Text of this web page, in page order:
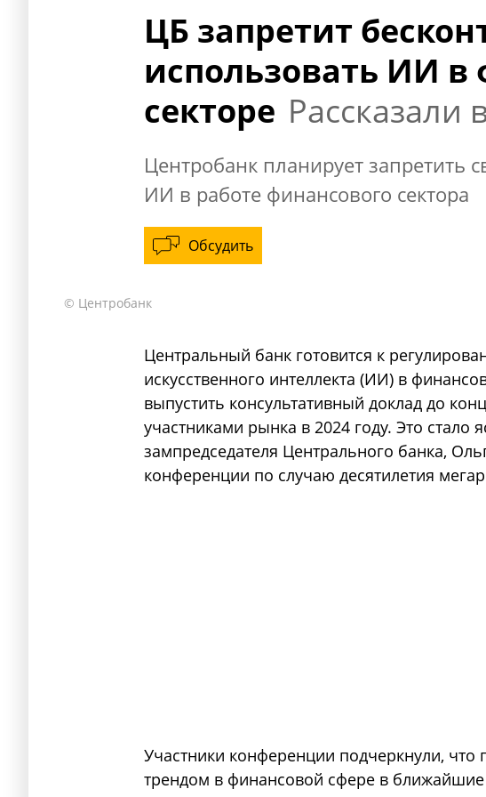
ЦБ запретит
использовать ИИ
секторе Рассказали
Центробанк планирует запретить
ИИ в работе финансового сектора
Обсудить
© Центробанк
Центральный банк готовится к
искусственного интеллекта (ИИ) в
выпустить консультативный доклад до
участниками рынка в 2024 году. Это стало
зампредседателя Центрального банка,
конференции по случаю десятилетия
Участники конференции подчеркнули, что
трендом в финансовой сфере в ближайшие